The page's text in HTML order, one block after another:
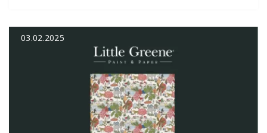
03.02.2025